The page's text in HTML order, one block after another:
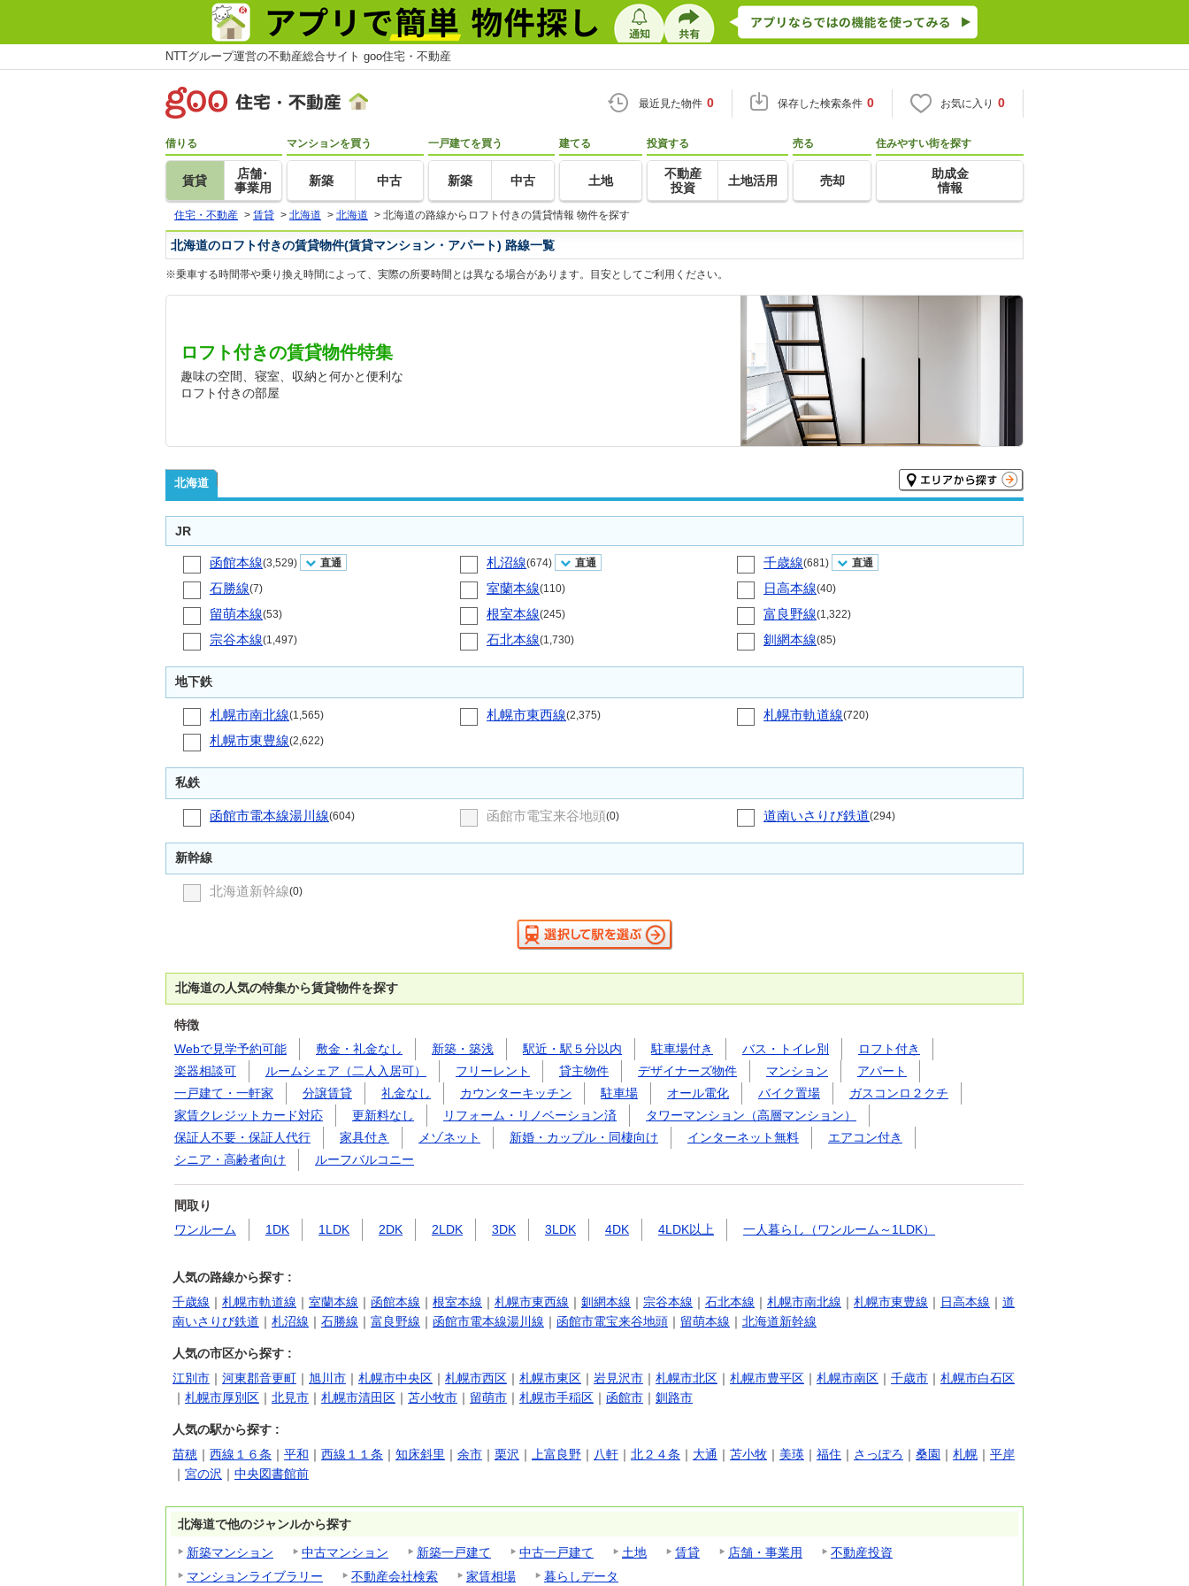
NTTグループ運営の不動産総合サイト goo住宅・不動産
最近見た物件 0 保存した検索条件 0 お気に入り 0
借りる
賃貸
店舗･
事業用
マンションを買う
新築 中古
一戸建てを買う
新築 中古
建てる
土地
投資する
不動産
投資
土地活用
売る
売却
住みやすい街を探す
助成金
情報
住宅・不動産 > 賃貸 > 北海道 > 北海道 > 北海道の路線からロフト付きの賃貸情報 物件を探す
北海道のロフト付きの賃貸物件(賃貸マンション・アパート) 路線一覧
※乗車する時間帯や乗り換え時間によって、実際の所要時間とは異なる場合があります。目安としてご利用ください。
ロフト付きの賃貸物件特集
趣味の空間、寝室、収納と何かと便利な
ロフト付きの部屋
北海道
JR
函館本線(3,529) 直通 札沼線(674) 直通 千歳線(681) 直通
石勝線(7) 室蘭本線(110) 日高本線(40)
留萌本線(53) 根室本線(245) 富良野線(1,322)
宗谷本線(1,497) 石北本線(1,730) 釧網本線(85)
地下鉄
札幌市南北線(1,565) 札幌市東西線(2,375) 札幌市軌道線(720)
札幌市東豊線(2,622)
私鉄
函館市電本線湯川線(604) 函館市電宝来谷地頭(0) 道南いさりび鉄道(294)
新幹線
北海道新幹線(0)
北海道の人気の特集から賃貸物件を探す
特徴
Webで見学予約可能
敷金・礼金なし 新築・築浅 駅近・駅５分以内 駐車場付き バス・トイレ別
ロフト付き
楽器相談可
ルームシェア（二人入居可） フリーレント 貸主物件 デザイナーズ物件 マンション
アパート
一戸建て・一軒家
分譲賃貸 礼金なし カウンターキッチン 駐車場 オール電化 バイク置場
ガスコンロ２クチ
家賃クレジットカード対応
更新料なし リフォーム・リノベーション済
タワーマンション（高層マンション）
保証人不要・保証人代行
家具付き メゾネット 新婚・カップル・同棲向け インターネット無料
エアコン付き
シニア・高齢者向け
ルーフバルコニー
間取り
ワンルーム
1DK 1LDK 2DK 2LDK 3DK 3LDK 4DK 4LDK以上 一人暮らし（ワンルーム～1LDK）
人気の路線から探す :
千歳線 ｜ 札幌市軌道線 ｜ 室蘭本線 ｜ 函館本線 ｜ 根室本線 ｜ 札幌市東西線 ｜ 釧網本線 ｜ 宗谷本線 ｜ 石北本線 ｜ 札幌市南北線 ｜ 札幌市東豊線 ｜ 日高本線 ｜ 道
南いさりび鉄道 ｜ 札沼線 ｜ 石勝線 ｜ 富良野線 ｜ 函館市電本線湯川線 ｜ 函館市電宝来谷地頭 ｜ 留萌本線 ｜ 北海道新幹線
人気の市区から探す :
江別市 ｜ 河東郡音更町 ｜ 旭川市 ｜ 札幌市中央区 ｜ 札幌市西区 ｜ 札幌市東区 ｜ 岩見沢市 ｜ 札幌市北区 ｜ 札幌市豊平区 ｜ 札幌市南区 ｜ 千歳市 ｜ 札幌市白石区
｜ 札幌市厚別区 ｜ 北見市 ｜ 札幌市清田区 ｜ 苫小牧市 ｜ 留萌市 ｜ 札幌市手稲区 ｜ 函館市 ｜ 釧路市
人気の駅から探す :
苗穂 ｜ 西線１６条 ｜ 平和 ｜ 西線１１条 ｜ 知床斜里 ｜ 余市 ｜ 栗沢 ｜ 上富良野 ｜ 八軒 ｜ 北２４条 ｜ 大通 ｜ 苫小牧 ｜ 美瑛 ｜ 福住 ｜ さっぽろ ｜ 桑園 ｜ 札幌 ｜ 平岸
｜ 宮の沢 ｜ 中央図書館前
北海道で他のジャンルから探す
新築マンション
中古マンション 新築一戸建て 中古一戸建て 土地 賃貸 店舗・事業用
不動産投資
マンションライブラリー
不動産会社検索 家賃相場 暮らしデータ